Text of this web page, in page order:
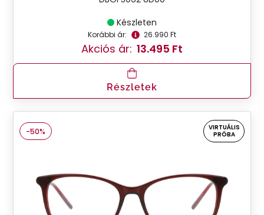
Készleten
Korábbi ár: 26.990 Ft
Akciós ár: 13.495 Ft
Részletek
-50%
VIRTUÁLIS
PRÓBA